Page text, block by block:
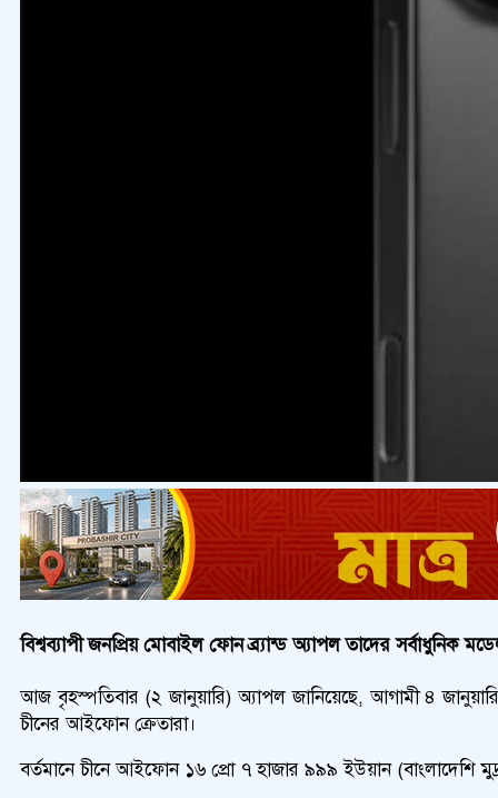
বিশ্বব্যাপী জনপ্রিয় মোবাইল ফোন ব্র্যান্ড অ্যাপল তাদের
আজ বৃহস্পতিবার (২ জানুয়ারি) অ্যাপল জানিয়েছে, আগামী ৪
চীনের আইফোন ক্রেতারা।
বর্তমানে চীনে আইফোন ১৬ প্রো ৭ হাজার ৯৯৯ ইউয়ান (বাংলাদেশি